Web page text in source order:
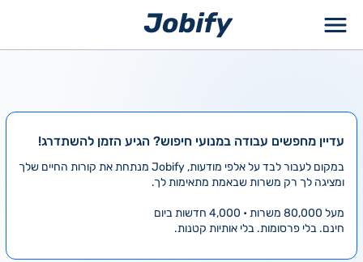
עדיין מחפשים עבודה במנועי חיפוש? הגיע הזמן להשתדרג!
במקום לעבור לבד על אלפי מודעות, Jobify מנתחת את קורות החיים שלך
ומציגה לך רק משרות שבאמת מתאימות לך.
מעל 80,000 משרות • 4,000 חדשות ביום
חינם. בלי פרסומות. בלי אותיות קטנות.